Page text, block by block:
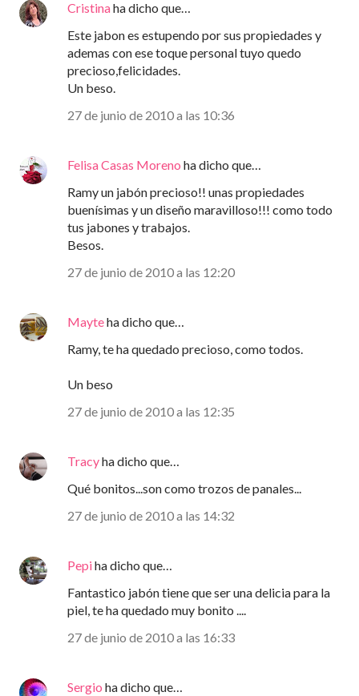
Cristinaha dicho que…
Este jabon es estupendo por sus propiedades y
ademas con ese toque personal tuyo quedo
precioso,felicidades.
Un beso.
27 de junio de 2010 a las 10:36
Felisa Casas Moreno ha dicho que…
Ramy un jabón precioso!! unas propiedades
buenísimas y un diseño maravilloso!!! como todo
tus jabones y trabajos.
Besos.
27 de junio de 2010 a las 12:20
Mayteha dicho que…
Ramy, te ha quedado precioso, como todos.
Un beso
27 de junio de 2010 a las 12:35
Tracyha dicho que…
Qué bonitos...son como trozos de panales...
27 de junio de 2010 a las 14:32
Pepiha dicho que…
Fantastico jabón tiene que ser una delicia para la
piel, te ha quedado muy bonito ....
27 de junio de 2010 a las 16:33
Sergio ha dicho que…